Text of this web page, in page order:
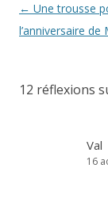
Navigation
des
← Une trousse
l’anniversaire de
12 réflexions
Val
16